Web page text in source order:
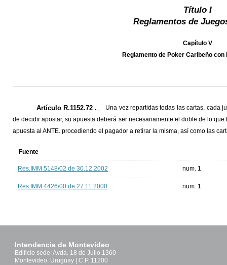
Título I
Reglamentos de
Capítulo V
Reglamento de Poker Caribeño con
Artículo R.1152.72 ._
Una vez repartidas todas las cartas, cada
de decidir apostar, su apuesta deberá ser necesariamente el doble de lo
apuesta al ANTE. procediendo el pagador a retirar la misma, así como las
Fuente
Res.IMM 5148/02 de 30.12.2002 num. 1
Res.IMM 4426/00 de 27.11.2000 num. 1
Intendencia de Montevideo
Edificio sede: Avda. 18 de Julio 1360
Montevideo, Uruguay | C.P. 11200